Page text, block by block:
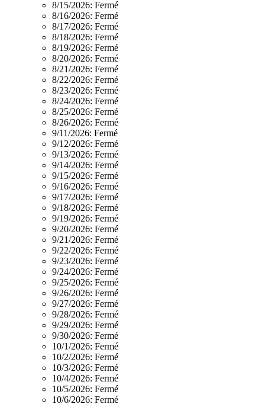
8/15/2026: Fermé
8/16/2026: Fermé
8/17/2026: Fermé
8/18/2026: Fermé
8/19/2026: Fermé
8/20/2026: Fermé
8/21/2026: Fermé
8/22/2026: Fermé
8/23/2026: Fermé
8/24/2026: Fermé
8/25/2026: Fermé
8/26/2026: Fermé
9/11/2026: Fermé
9/12/2026: Fermé
9/13/2026: Fermé
9/14/2026: Fermé
9/15/2026: Fermé
9/16/2026: Fermé
9/17/2026: Fermé
9/18/2026: Fermé
9/19/2026: Fermé
9/20/2026: Fermé
9/21/2026: Fermé
9/22/2026: Fermé
9/23/2026: Fermé
9/24/2026: Fermé
9/25/2026: Fermé
9/26/2026: Fermé
9/27/2026: Fermé
9/28/2026: Fermé
9/29/2026: Fermé
9/30/2026: Fermé
10/1/2026: Fermé
10/2/2026: Fermé
10/3/2026: Fermé
10/4/2026: Fermé
10/5/2026: Fermé
10/6/2026: Fermé